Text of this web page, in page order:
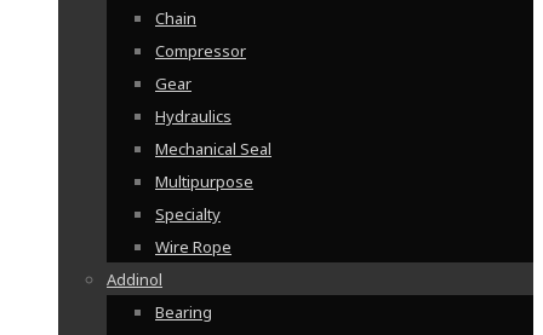
Chain
Compressor
Gear
Hydraulics
Mechanical Seal
Multipurpose
Specialty
Wire Rope
Addinol
Bearing